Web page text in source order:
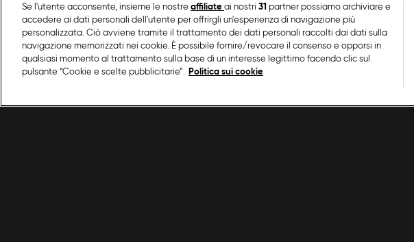
Se l'utente acconsente, insieme le nostre affiliate ai nostri 31 partner possiamo archiviare e
accedere ai dati personali dell'utente per offrirgli un'esperienza di navigazione più
personalizzata. Ciò avviene tramite il trattamento dei dati personali raccolti dai dati sulla
navigazione memorizzati nei cookie. È possibile fornire/revocare il consenso e opporsi in
qualsiasi momento al trattamento sulla base di un interesse legittimo facendo clic sul
pulsante “Cookie e scelte pubblicitarie”.
Politica sui cookie